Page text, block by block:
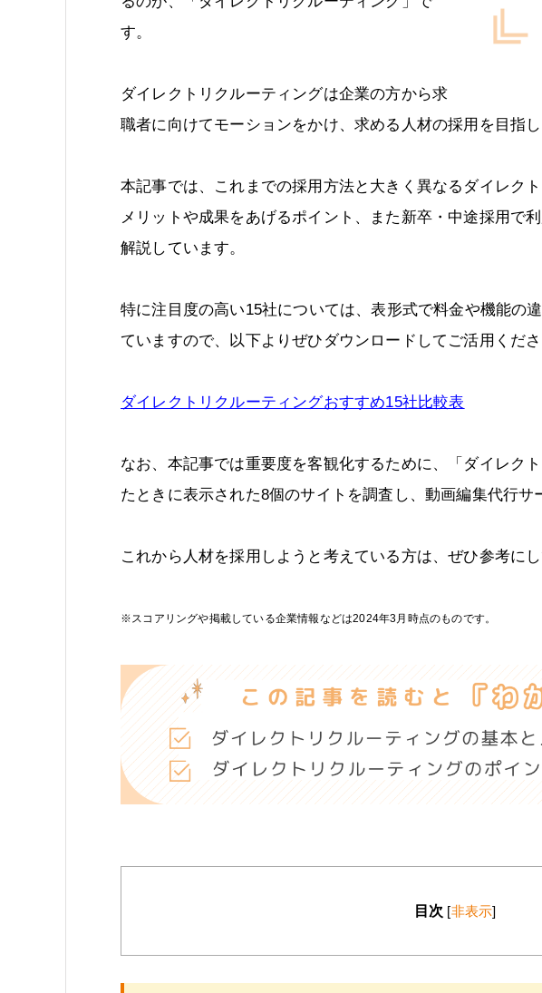
す。
ダイレクトリクルーティングは企業の方から求
職者に向けてモーションをかけ、求める人材の採用を目指し
本記事では、これまでの採用方法と大きく異なるダイレク
メリットや成果をあげるポイント、また新卒・中途採用で
解説しています。
特に注目度の高い15社については、表形式で料金や機能の
ていますので、以下よりぜひダウンロードしてご活用くださ
ダイレクトリクルーティングおすすめ15社比較表
なお、本記事では重要度を客観化するために、「ダイレク
たときに表示された8個のサイトを調査し、動画編集代行サ
これから人材を採用しようと考えている方は、ぜひ参考にし
※スコアリングや掲載している企業情報などは2024年3月時点のものです。
目次 [非表示]